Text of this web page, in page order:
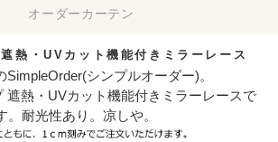
熱・UVカット機能付きミラーレース
オーダーカーテン
SimpleOrder(シンプルオーダー)。
遮熱・UVカット機能付きミラーレースで
。耐光性あり。凉しや。